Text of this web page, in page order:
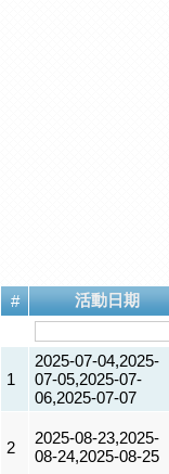
# 活動日期
1
2025-07-04,2025-
07-05,2025-07-
06,2025-07-07
2
2025-08-23,2025-
08-24,2025-08-25